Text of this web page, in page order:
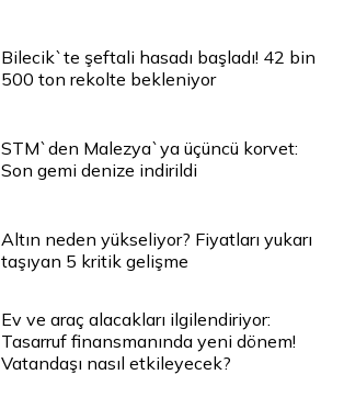
Bilecik`te şeftali hasadı başladı! 42 bin
500 ton rekolte bekleniyor
STM`den Malezya`ya üçüncü korvet:
Son gemi denize indirildi
Altın neden yükseliyor? Fiyatları yukarı
taşıyan 5 kritik gelişme
Ev ve araç alacakları ilgilendiriyor:
Tasarruf finansmanında yeni dönem!
Vatandaşı nasıl etkileyecek?